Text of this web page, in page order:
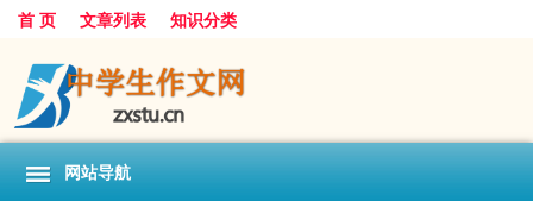
首 页 文章列表 知识分类
网站导航